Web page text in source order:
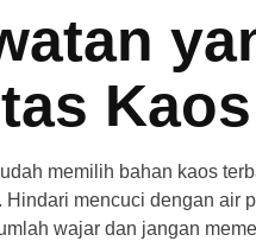
Kaos
memilih bahan kaos
Hindari mencuci dengan air
wajar dan jangan